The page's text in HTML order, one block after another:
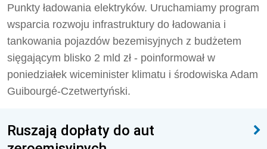
Punkty ładowania elektryków. Uruchamiamy program
wsparcia rozwoju infrastruktury do ładowania i
tankowania pojazdów bezemisyjnych z budżetem
sięgającym blisko 2 mld zł - poinformował w
poniedziałek wiceminister klimatu i środowiska Adam
Guibourgé-Czetwertyński.
Ruszają dopłaty do aut